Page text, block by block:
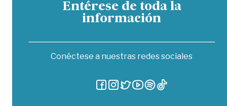
Entérese de toda la
información
Conéctese a nuestras redes sociales